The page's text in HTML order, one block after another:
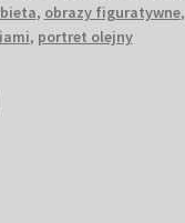
, obrazy figuratywne,
, portret olejny